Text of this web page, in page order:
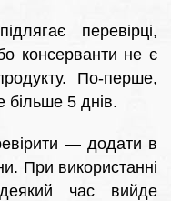
перевірці,
консерванти не є
По-перше,
більше 5 днів.
— додати в
При використанні
час вийде